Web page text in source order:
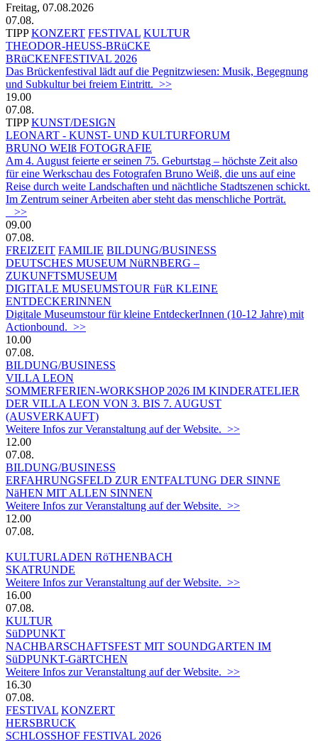
Freitag, 07.08.2026
07.08.
TIPP KONZERT FESTIVAL KULTUR
THEODOR-HEUSS-BRüCKE
BRüCKENFESTIVAL 2026
Das Brückenfestival lädt auf die Pegnitzwiesen: Musik, Begegnung
und Subkultur bei freiem Eintritt. >>
19.00
07.08.
TIPP KUNST/DESIGN
LEONART - KUNST- UND KULTURFORUM
BRUNO WEIß FOTOGRAFIE
Am 4. August feierte er seinen 75. Geburtstag – höchste Zeit also
für eine Werkschau des Fotografen Bruno Weiß, die uns auf eine
Reise durch weite Landschaften und nächtliche Stadtszenen schickt.
Im Zentrum seiner Arbeiten aber steht das menschliche Porträt.
>>
09.00
07.08.
FREIZEIT FAMILIE BILDUNG/BUSINESS
DEUTSCHES MUSEUM NüRNBERG –
ZUKUNFTSMUSEUM
DIGITALE MUSEUMSTOUR FüR KLEINE
ENTDECKERINNEN
Digitale Museumstour für kleine EntdeckerInnen (10-12 Jahre) mit
Actionbound. >>
10.00
07.08.
BILDUNG/BUSINESS
VILLA LEON
SOMMERFERIEN-WORKSHOP 2026 IM KINDERATELIER
DER VILLA LEON VON 3. BIS 7. AUGUST
(AUSVERKAUFT)
Weitere Infos zur Veranstaltung auf der Website. >>
12.00
07.08.
BILDUNG/BUSINESS
ERFAHRUNGSFELD ZUR ENTFALTUNG DER SINNE
NäHEN MIT ALLEN SINNEN
Weitere Infos zur Veranstaltung auf der Website. >>
12.00
07.08.
KULTURLADEN RöTHENBACH
SKATRUNDE
Weitere Infos zur Veranstaltung auf der Website. >>
16.00
07.08.
KULTUR
SüDPUNKT
NACHBARSCHAFTSFEST MIT SOUNDGARTEN IM
SüDPUNKT-GäRTCHEN
Weitere Infos zur Veranstaltung auf der Website. >>
16.30
07.08.
FESTIVAL KONZERT
HERSBRUCK
SCHLOSSHOF FESTIVAL 2026